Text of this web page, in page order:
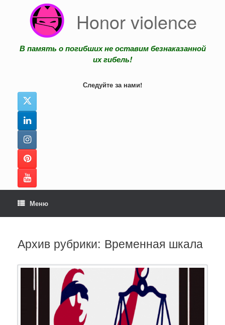
содержанию
Honor violence
В память о погибших не оставим безнаказанной
их гибель!
Следуйте за нами!
Меню
Архив рубрики: Временная шкала